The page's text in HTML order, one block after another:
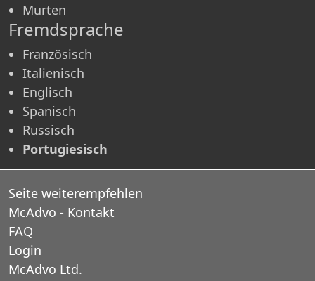
Murten
Fremdsprache
Französisch
Italienisch
Englisch
Spanisch
Russisch
Portugiesisch
Seite weiterempfehlen
McAdvo - Kontakt
FAQ
Login
McAdvo Ltd.